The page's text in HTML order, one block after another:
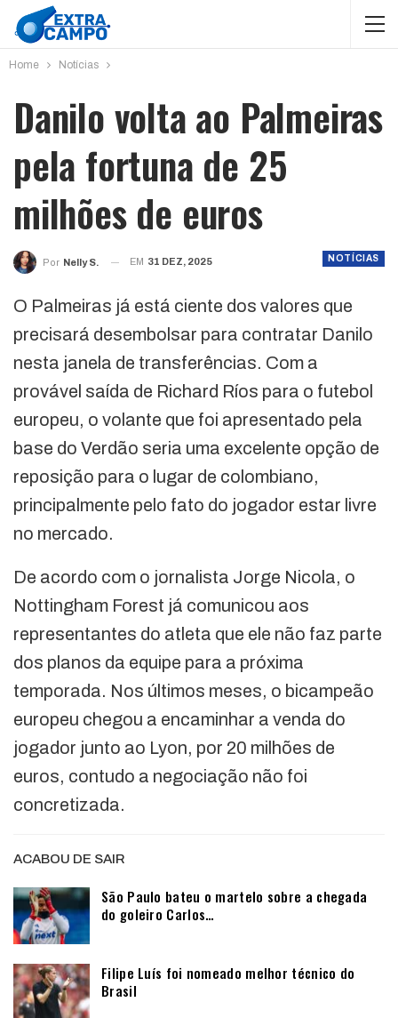
Home Notícias
Danilo volta ao Palmeiras
pela fortuna de 25
milhões de euros
NOTÍCIAS
Por Nelly S. EM 31 DEZ, 2025
O Palmeiras já está ciente dos valores que
precisará desembolsar para contratar Danilo
nesta janela de transferências. Com a
provável saída de Richard Ríos para o futebol
europeu, o volante que foi apresentado pela
base do Verdão seria uma excelente opção de
reposição para o lugar de colombiano,
principalmente pelo fato do jogador estar livre
no mercado.
De acordo com o jornalista Jorge Nicola, o
Nottingham Forest já comunicou aos
representantes do atleta que ele não faz parte
dos planos da equipe para a próxima
temporada. Nos últimos meses, o bicampeão
europeu chegou a encaminhar a venda do
jogador junto ao Lyon, por 20 milhões de
euros, contudo a negociação não foi
concretizada.
ACABOU DE SAIR
São Paulo bateu o martelo sobre a chegada
do goleiro Carlos…
Filipe Luís foi nomeado melhor técnico do
Brasil